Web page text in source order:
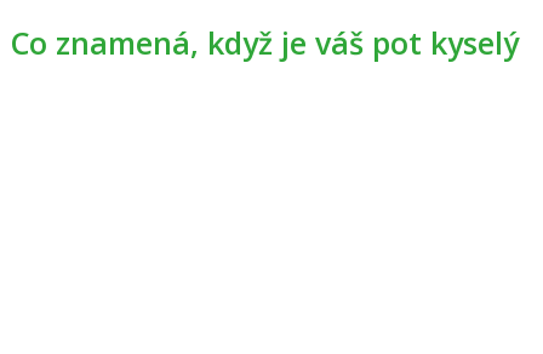
Co znamená, když je váš pot kyselý